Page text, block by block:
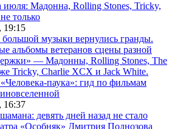
июля: Мадонна, Rolling Stones, Tricky,
только
19:15
музыки вернулись гранды.
альбомы ветеранов сцены разной
— Мадонны, Rolling Stones, The
Tricky, Charlie XCX и Jack White.
паука»: гид по фильмам
16:37
девять дней назад не стало
«Особняк» Дмитрия Поднозова